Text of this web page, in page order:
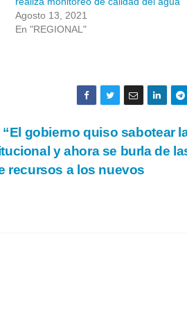
Agosto 13, 2021
En "REGIONAL"
gobierno quiso sabotear
y ahora se burla de
recursos a los nuevos